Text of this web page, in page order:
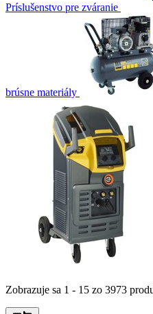
Príslušenstvo pre zváranie
brúsne materiály
Zobrazuje sa 1 - 15 zo 3973